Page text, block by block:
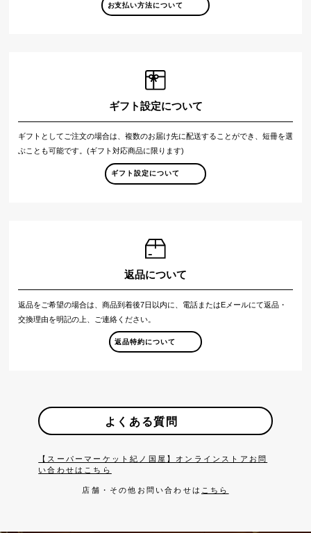
お支払い方法について
ギフト設定について
ギフトとしてご注文の場合は、複数のお届け先に配送することができ、短冊を選
ぶことも可能です。(ギフト対応商品に限ります)
ギフト設定について
返品について
返品をご希望の場合は、商品到着後7日以内に、電話またはEメールにて返品・
交換理由を明記の上、ご連絡ください。
返品特約について
よくある質問
【スーパーマーケット紀ノ国屋】オンラインストアお問
い合わせはこちら
店舗・その他お問い合わせは こちら